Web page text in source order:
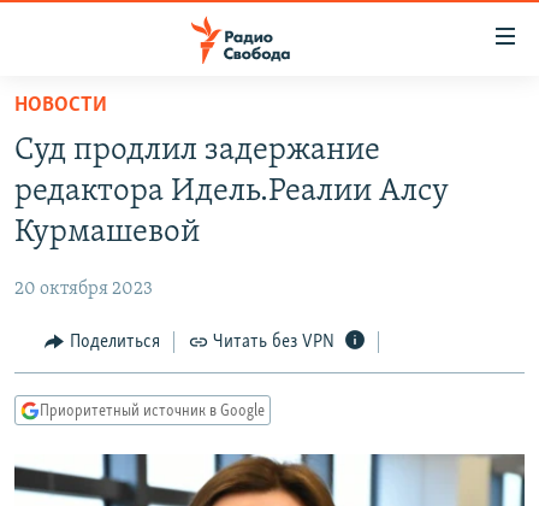
упрощенного
доступа
основному
Вернутся
Вернутся
поиску
ПОДКАСТЫ
АВТОРСКИЕ ПРОЕКТЫ
МНЕНИЯ
КУЛЬТУРА
КАВКАЗ.РЕАЛИИ
СЕВЕР.РЕАЛИИ
НОВОСТИ
Суд продлил задержание
редактора Идель.Реалии Алсу
Курмашевой
20 октября 2023
Поделиться Читать без VPN
Приоритетный источник в Google